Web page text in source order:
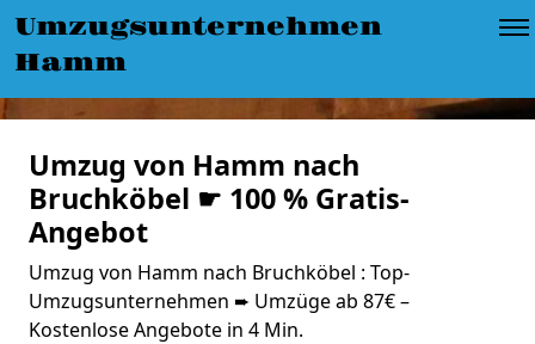
Umzugsunternehmen
Hamm
Umzug von Hamm nach
Bruchköbel ☛ 100 % Gratis-
Angebot
Umzug von Hamm nach Bruchköbel : Top-
Umzugsunternehmen ➨ Umzüge ab 87€ –
Kostenlose Angebote in 4 Min.